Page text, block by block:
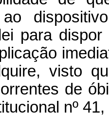
ao
para
visto
de
nº